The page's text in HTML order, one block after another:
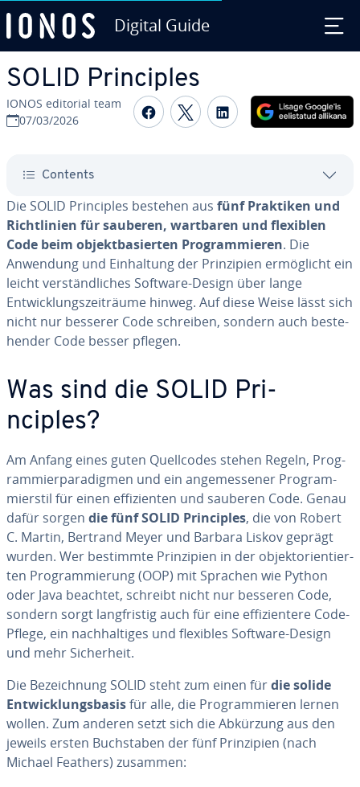
Digital Guide
SOLID Pri­nciples
IONOS editorial team
07/03/2026
Share on Facebook
Share on Twitter
Share on
Contents
Die SOLID Pri­nciples bestehen aus fünf Praktiken und
Richt­li­nien für sauberen, wartbaren und flexiblen
Code beim ob­jekt­ba­sier­ten Prog­ram­mieren. Die
Anwendung und Ein­hal­tung der Pri­nzi­pien er­möglicht ein
leicht vers­tänd­lic­hes Software-Design über lange
Entwicklung­szeit­räume hinweg. Auf diese Weise lässt sich
nicht nur besserer Code schreiben, sondern auch bes­te­
hen­der Code besser pflegen.
Was sind die SOLID Pri­
nciples?
Am Anfang eines guten Quel­lco­des stehen Regeln, Prog­
ram­mier­pa­ra­digmen und ein an­ge­mes­se­ner Prog­ram­
mierstil für einen ef­fizien­ten und sauberen Code. Genau
dafür sorgen die fünf SOLID Pri­nciples, die von Robert
C. Martin, Bertrand Meyer und Barbara Liskov geprägt
wurden. Wer bestimmte Pri­nzi­pien in der ob­jek­to­rien­ti­er­
ten Prog­ram­mierung (OOP) mit Sprachen wie Python
oder Java beachtet, schreibt nicht nur besseren Code,
sondern sorgt langf­ris­tig auch für eine ef­fizien­tere Code-
Pflege, ein nach­hal­ti­ges und flexibles Software-Design
und mehr Sic­her­heit.
Die Bezeich­nung SOLID steht zum einen fürdie solide
Entwicklungsba­sisfür alle, die Prog­ram­mieren lernen
wollen. Zum anderen setzt sich die Abkürzung aus den
jeweils ersten Buchs­ta­ben der fünf Pri­nzi­pien (nach
Michael Feathers) zusammen: